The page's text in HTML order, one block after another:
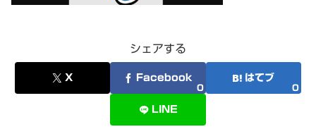
シェアする
X Facebook
0
はてブ
0
LINE